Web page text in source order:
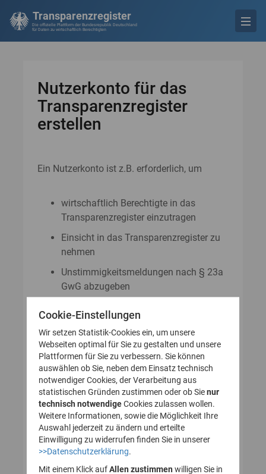
Transparenzregister
Die offizielle Plattform der Bundesrepublik Deutschland
für Daten zu wirtschaftlich Berechtigten
Nutzerkonto für das
Transparenzregister
erstellen
Ein Nutzerkonto ist z.B. erforderlich, um
wirtschaftlich Berechtigte in das
Transparenzregister einzutragen
Einsicht in das Transparenzregister zu
nehmen
Unstimmigkeitsmeldungen nach § 23a
GwG abzugeben
GwG zu stellen
So legen Sie Ihr Nutzerkonto für
das Transparenzregister an
(Registrierung):
1. Nutzerkonto erstellen
Cookie-Einstellungen
Wir setzen Statistik-Cookies ein, um unsere
Webseiten optimal für Sie zu gestalten und unsere
Plattformen für Sie zu verbessern. Sie können
auswählen ob Sie, neben dem Einsatz technisch
notwendiger Cookies, der Verarbeitung aus
statistischen Gründen zustimmen oder ob Sienur
technisch notwendigeCookies zulassen wollen.
Weitere Informationen, sowie die Möglichkeit Ihre
Auswahl jederzeit zu ändern und erteilte
Einwilligung zu widerrufen finden Sie in unserer
>>Datenschutzerklärung
Mit einem Klick auf Allen zustimmen willigen Sie in